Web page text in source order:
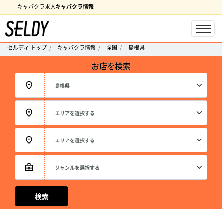
キャバクラ求人キャバクラ情報
セルディ トップ キャバクラ情報 全国 島根県
お店を検索